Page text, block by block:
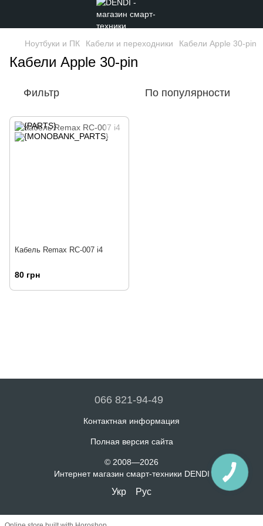
Ноутбуки и ПК Кабели и переходники Кабели Apple 30-pin
Кабели Apple 30-pin
Фильтр По популярности
Кабель Remax RC-007 i4
80 грн
066 821-94-49
Контактная информация
Полная версия сайта
© 2008—2026
Интернет магазин смарт-техники DENDI
Укр Рус